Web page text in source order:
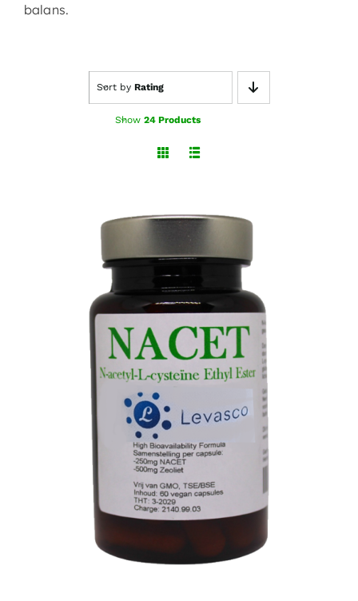
balans.
Sort by Rating
Show 24 Products
TOEVOEGEN AAN WINKELWAGEN
DETAILS